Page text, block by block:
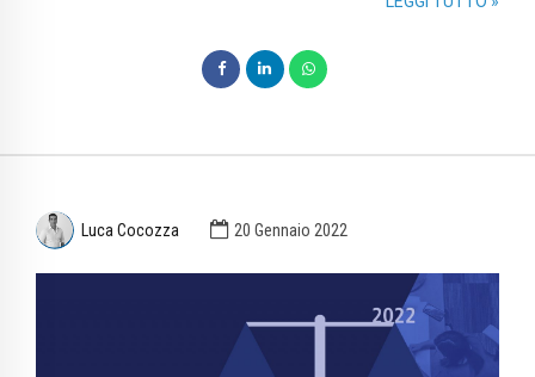
Luca Cocozza 20 Gennaio 2022